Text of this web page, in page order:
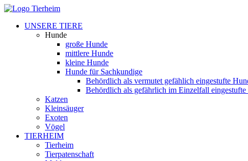
UNSERE TIERE
Hunde
große Hunde
mittlere Hunde
kleine Hunde
Hunde für Sachkundige
Behördlich als vermutet gefählich eingestufte
Behördlich als gefährlich im Einzelfall eingestufte
Katzen
Kleinsäuger
Exoten
Vögel
TIERHEIM
Tierheim
Tierpatenschaft